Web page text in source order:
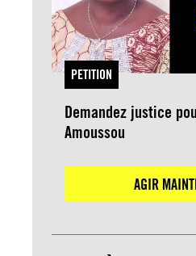
PETITION
Demandez justice
Amoussou
AGIR